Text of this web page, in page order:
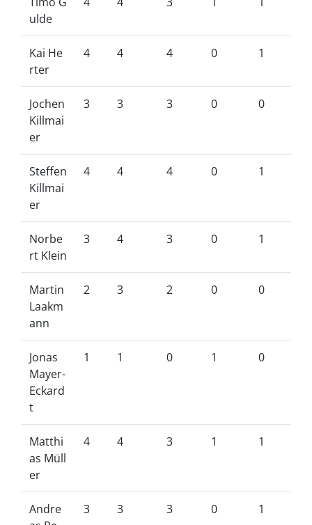
ulde
Kai He
rter
4 4 4 0 1
Jochen
Killmai
er
3 3 3 0 0
Steffen
Killmai
er
4 4 4 0 1
Norbe
rt Klein
3 4 3 0 1
Martin
Laakm
ann
2 3 2 0 0
Jonas
Mayer-
Eckard
t
1 1 0 1 0
Matthi
as Müll
er
4 4 3 1 1
Andre
3 3 3 0 1